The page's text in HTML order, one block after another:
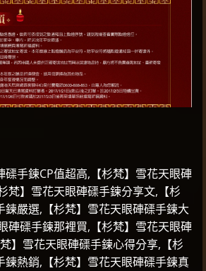
磲手鍊CP值超高,【杉梵】雪花天眼硨
梵】雪花天眼硨磲手鍊分享文,【杉
鍊嚴選,【杉梵】雪花天眼硨磲手鍊大
硨磲手鍊那裡買,【杉梵】雪花天眼硨
】雪花天眼硨磲手鍊心得分享,【杉
鍊熱銷,【杉梵】雪花天眼硨磲手鍊真